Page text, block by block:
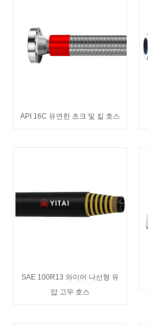
API 16C 유연한 초크 및 킬 호스
SAE 100R13 와이어 나선형 유
압 고무 호스